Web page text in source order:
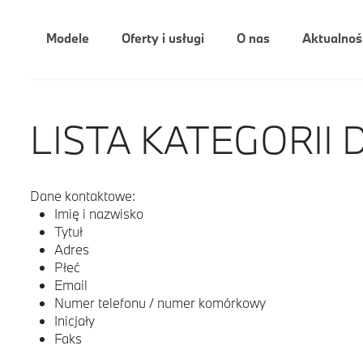
Modele Oferty i usługi O nas
LISTA KATEGORII
Dane kontaktowe:
Imię i nazwisko
Tytuł
Adres
Płeć
Email
Numer telefonu / numer komórkowy
Inicjały
Faks